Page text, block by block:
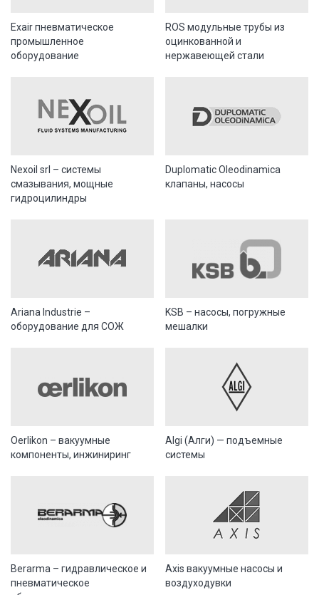
Exair пневматическое
промышленное
оборудование
ROS модульные трубы из
оцинкованной и
нержавеющей стали
Nexoil srl – системы
смазывания, мощные
гидроцилиндры
Duplomatic Oleodinamica
клапаны, насосы
Ariana Industrie –
оборудование для СОЖ
KSB – насосы, погружные
мешалки
Oerlikon – вакуумные
компоненты, инжиниринг
Algi (Алги) — подъемные
системы
Berarma – гидравлическое и
пневматическое
Axis вакуумные насосы и
воздуходувки